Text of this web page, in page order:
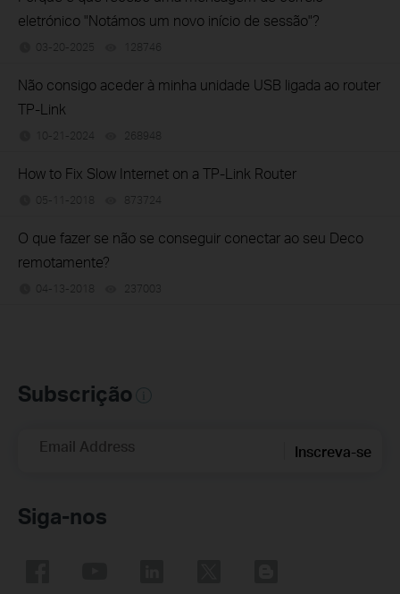
eletrónico "Notámos um novo início de sessão"?
03-20-2025 128746
Não consigo aceder à minha unidade USB ligada ao router
TP-Link
10-21-2024 268948
How to Fix Slow Internet on a TP-Link Router
05-11-2018 873724
O que fazer se não se conseguir conectar ao seu Deco
remotamente?
04-13-2018 237003
Subscrição
Email Address Inscreva-se
Siga-nos